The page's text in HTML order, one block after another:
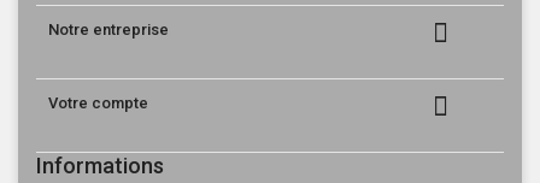
Notre entreprise 
Votre compte 
Informations